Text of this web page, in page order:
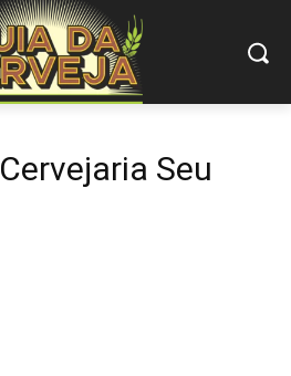
Cervejaria Seu